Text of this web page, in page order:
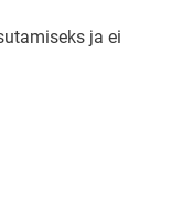
ja ei